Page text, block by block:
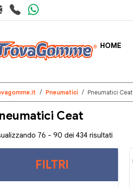
HOME
Pneumatici Pneumatici Ceat
Ceat
76 - 90 dei 434 risultati
FILTRI